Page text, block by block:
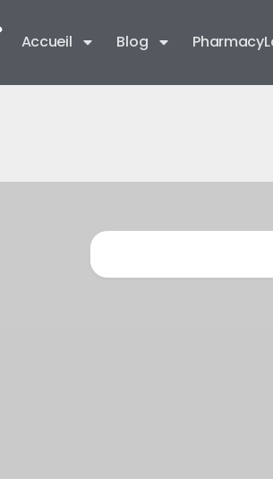
Accueil Blog
Rechercher